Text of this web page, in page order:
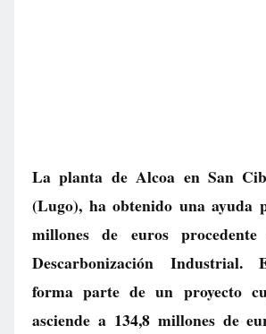
La planta de Alcoa en San
(Lugo), ha obtenido una ayuda
millones de euros
Descarbonización Industrial.
forma parte de un proyecto
asciende a 134,8 millones de